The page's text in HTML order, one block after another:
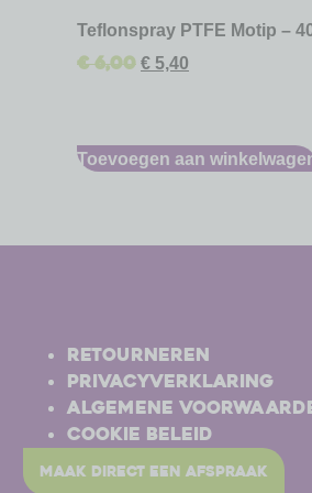
Teflonspray PTFE Motip –
€6,00 € 5,40
Toevoegen aan
Retourneren
Privacyverklaring
Algemene
Cookie beleid
maak direct een afspraak